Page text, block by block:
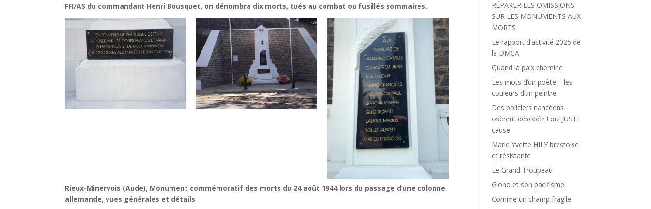
FFI/AS du commandant Henri Bousquet, on dénombra dix morts, tués au combat ou fusillés sommaires.
Rieux-Minervois (Aude), Monument commémoratif des morts du 24 août 1944 lors du passage d’une colonne
allemande, vues générales et détails
RÉPARER LES OMISSIONS
SUR LES MONUMENTS AUX
MORTS
Le rapport d’activité 2025 de
la DMCA.
Quand la paix chemine
Les mots d’un poète – les
couleurs d’un peintre
Des policiers nancéens
osèrent désobéir ! oui JUSTE
cause
Marie Yvette HILY brestoise
et résistante
Le Grand Troupeau
Giono et son pacifisme
Comme un champ fragile